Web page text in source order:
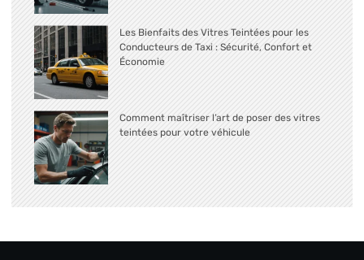
Les Bienfaits des Vitres Teintées pour les
Conducteurs de Taxi : Sécurité, Confort et
Économie
Comment maîtriser l’art de poser des vitres
teintées pour votre véhicule